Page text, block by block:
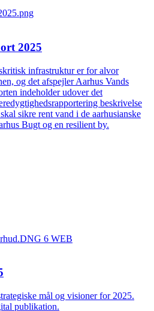
2025
infrastruktur er for alvor
og det afspejler Aarhus Vands
indeholder udover det
beskrivelse
sikre rent vand i de aarhusianske
Bugt og en resilient by.
mål og visioner for 2025.
publikation.